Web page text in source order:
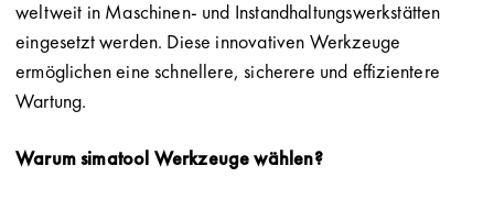
weltweit in Maschinen- und Instandhaltungswerkstätten
eingesetzt werden. Diese innovativen Werkzeuge
ermöglichen eine schnellere, sicherere und effizientere
Wartung.
Warum simatool Werkzeuge wählen?